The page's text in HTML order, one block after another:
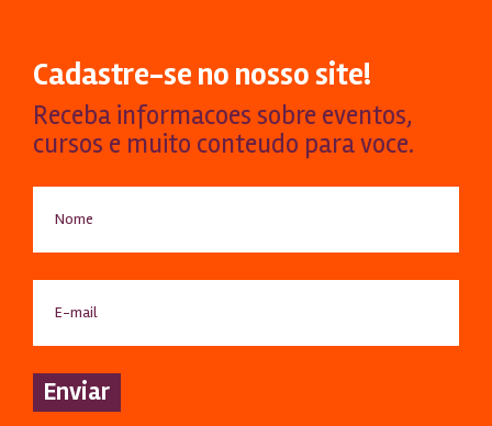
Cadastre-se no nosso site!
Receba informacoes sobre eventos,
cursos e muito conteudo para voce.